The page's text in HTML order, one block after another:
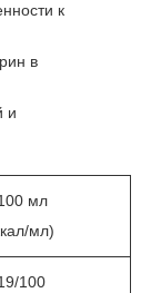
к
в
и
мл
мл)
100